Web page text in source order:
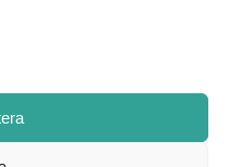
av